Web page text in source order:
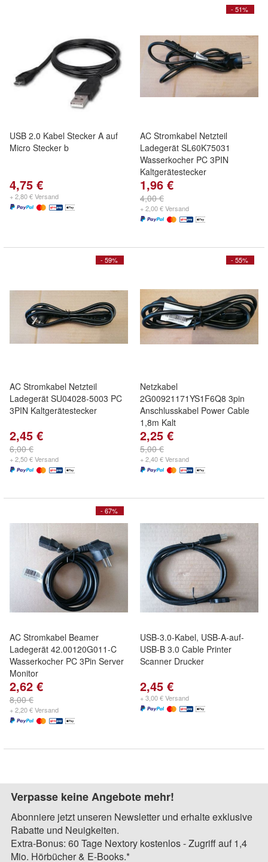
USB 2.0 Kabel Stecker A auf
Micro Stecker b
4,75 €
+ 2,80 € Versand
- 51%
AC Stromkabel Netzteil
Ladegerät SL60K75031
Wasserkocher PC 3PIN
Kaltgerätestecker
1,96 €
4,00 €
+ 2,00 € Versand
- 59%
AC Stromkabel Netzteil
Ladegerät SU04028-5003 PC
3PIN Kaltgerätestecker
2,45 €
6,00 €
+ 2,50 € Versand
- 55%
Netzkabel
2G00921171YS1F6Q8 3pin
Anschlusskabel Power Cable
1,8m Kalt
2,25 €
5,00 €
+ 2,40 € Versand
- 67%
AC Stromkabel Beamer
Ladegerät 42.00120G011-C
Wasserkocher PC 3Pin Server
Monitor
2,62 €
8,00 €
+ 2,20 € Versand
USB-3.0-Kabel, USB-A-auf-
USB-B 3.0 Cable Printer
Scanner Drucker
2,45 €
+ 3,00 € Versand
Verpasse keine Angebote mehr!
Abonniere jetzt unseren Newsletter und erhalte exklusive
Rabatte und Neuigkeiten.
Extra-Bonus: 60 Tage Nextory kostenlos - Zugriff auf 1,4
Mio. Hörbücher & E-Books.*